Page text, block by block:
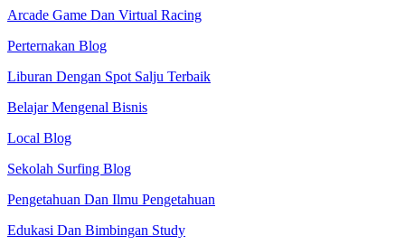
Arcade Game Dan Virtual Racing
Perternakan Blog
Liburan Dengan Spot Salju Terbaik
Belajar Mengenal Bisnis
Local Blog
Sekolah Surfing Blog
Pengetahuan Dan Ilmu Pengetahuan
Edukasi Dan Bimbingan Study